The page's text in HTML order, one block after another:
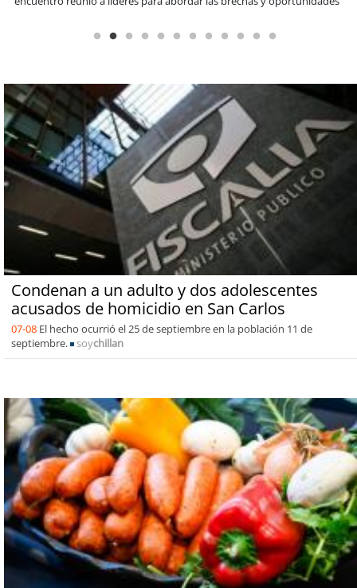
Condenan a un adulto y dos adolescentes
acusados de homicidio en San Carlos
07-08 El hecho ocurrió el 25 de septiembre en la población 11 de
septiembre.
soychillan